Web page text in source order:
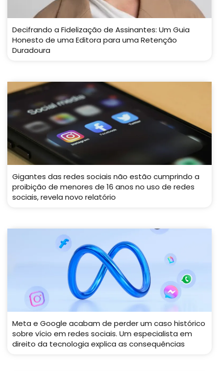
Decifrando a Fidelização de Assinantes: Um Guia
Honesto de uma Editora para uma Retenção
Duradoura
Gigantes das redes sociais não estão cumprindo a
proibição de menores de 16 anos no uso de redes
sociais, revela novo relatório
Meta e Google acabam de perder um caso histórico
sobre vício em redes sociais. Um especialista em
direito da tecnologia explica as consequências